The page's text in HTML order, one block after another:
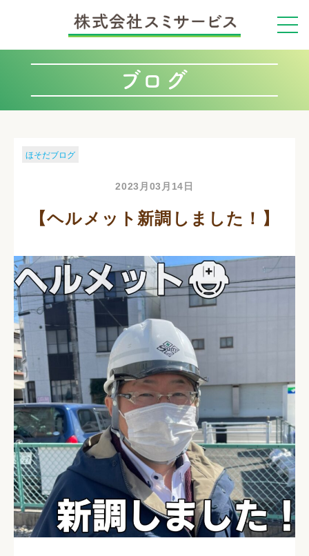
ブログ
ほそだブログ
2023月03月14日
【ヘルメット新調しました！】